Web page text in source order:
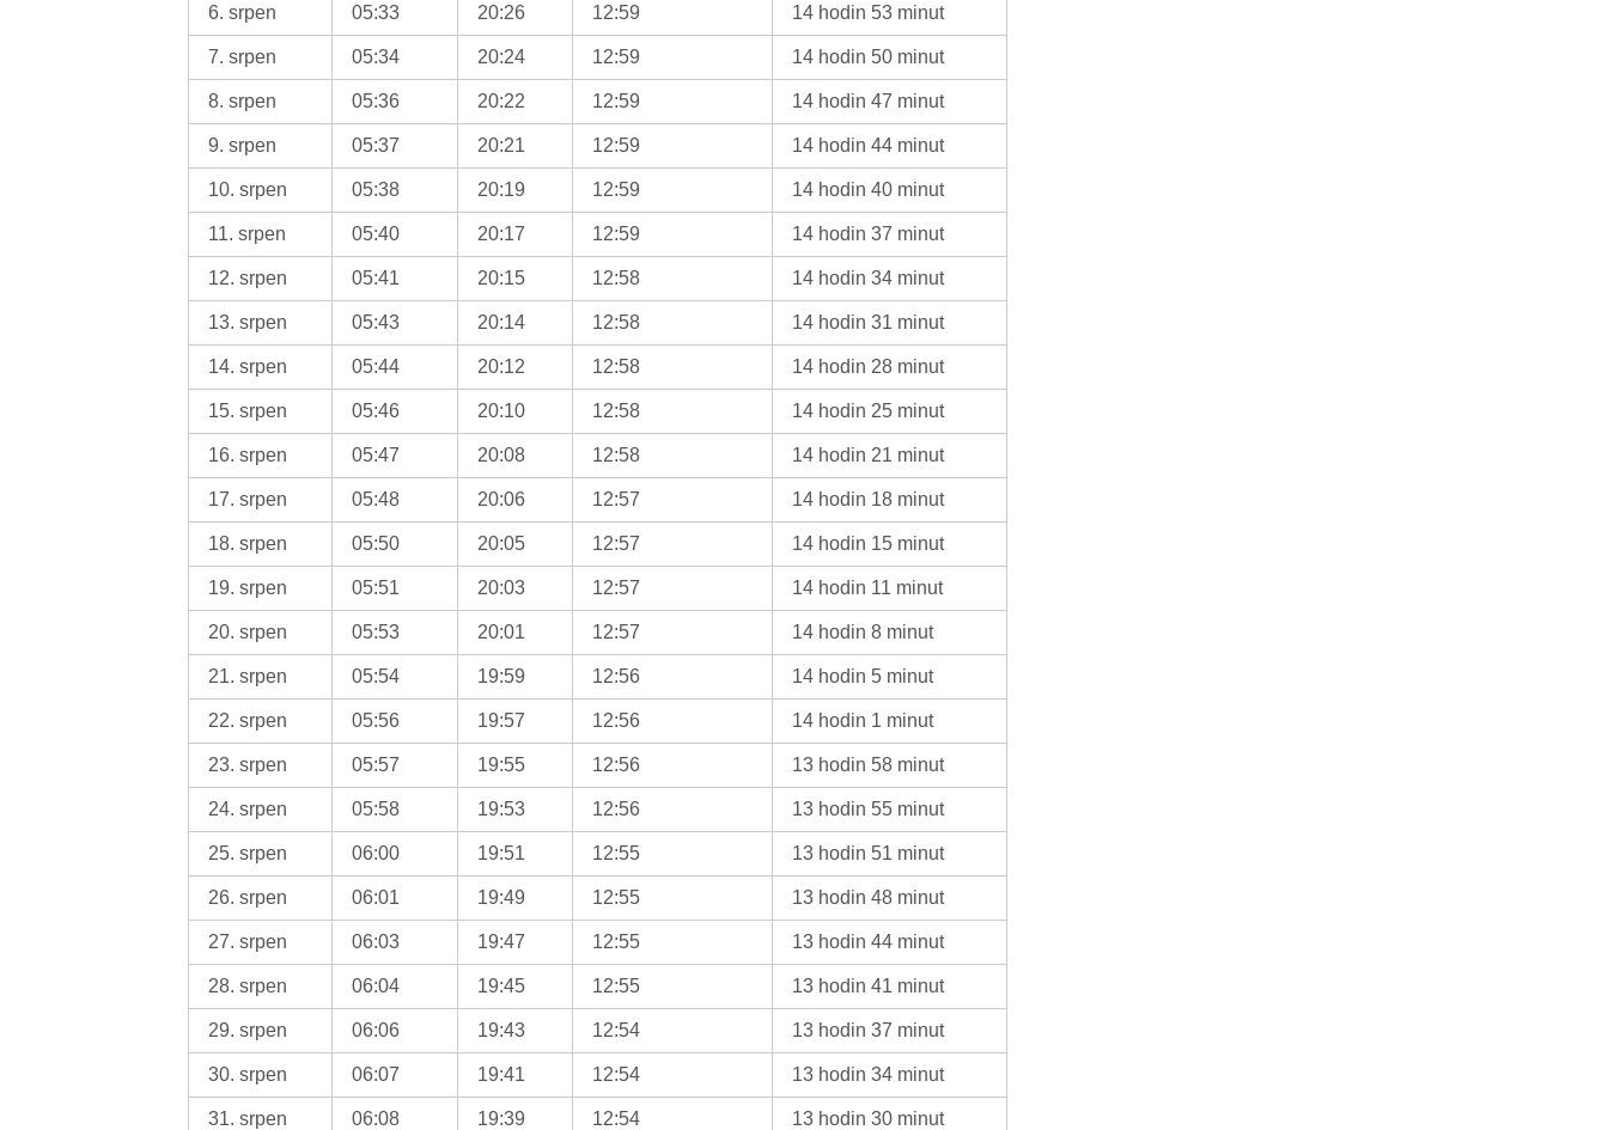
6. srpen 05:33 20:26 12:59 14 hodin 53 minut
7. srpen 05:34 20:24 12:59 14 hodin 50 minut
8. srpen 05:36 20:22 12:59 14 hodin 47 minut
9. srpen 05:37 20:21 12:59 14 hodin 44 minut
10. srpen 05:38 20:19 12:59 14 hodin 40 minut
11. srpen 05:40 20:17 12:59 14 hodin 37 minut
12. srpen 05:41 20:15 12:58 14 hodin 34 minut
13. srpen 05:43 20:14 12:58 14 hodin 31 minut
14. srpen 05:44 20:12 12:58 14 hodin 28 minut
15. srpen 05:46 20:10 12:58 14 hodin 25 minut
16. srpen 05:47 20:08 12:58 14 hodin 21 minut
17. srpen 05:48 20:06 12:57 14 hodin 18 minut
18. srpen 05:50 20:05 12:57 14 hodin 15 minut
19. srpen 05:51 20:03 12:57 14 hodin 11 minut
20. srpen 05:53 20:01 12:57 14 hodin 8 minut
21. srpen 05:54 19:59 12:56 14 hodin 5 minut
22. srpen 05:56 19:57 12:56 14 hodin 1 minut
23. srpen 05:57 19:55 12:56 13 hodin 58 minut
24. srpen 05:58 19:53 12:56 13 hodin 55 minut
25. srpen 06:00 19:51 12:55 13 hodin 51 minut
26. srpen 06:01 19:49 12:55 13 hodin 48 minut
27. srpen 06:03 19:47 12:55 13 hodin 44 minut
28. srpen 06:04 19:45 12:55 13 hodin 41 minut
29. srpen 06:06 19:43 12:54 13 hodin 37 minut
30. srpen 06:07 19:41 12:54 13 hodin 34 minut
31. srpen 06:08 19:39 12:54 13 hodin 30 minut